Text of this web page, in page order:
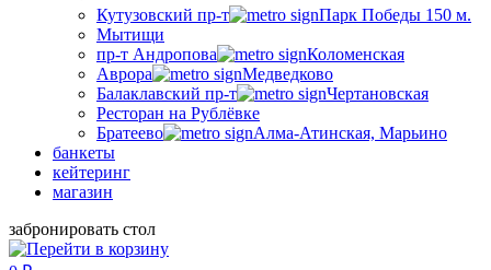
Кутузовский пр-т
Парк Победы 150 м.
Мытищи
пр-т Андропова
Коломенская
Аврора
Медведково
Балаклавский пр-т
Чертановская
Ресторан на Рублёвке
Братеево
Алма-Атинская, Марьино
банкеты
кейтеринг
магазин
забронировать стол